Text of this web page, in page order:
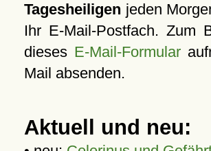
Tagesheiligen jeden
Ihr E-Mail-Postfach. Zum
dieses E-Mail-Formular
Mail absenden.
Aktuell und neu: